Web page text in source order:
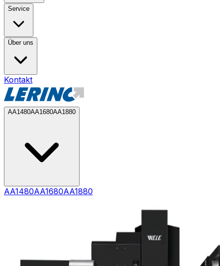
Service
Über uns
Kontakt
AA1480AA1680AA1880
AA1480AA1680AA1880